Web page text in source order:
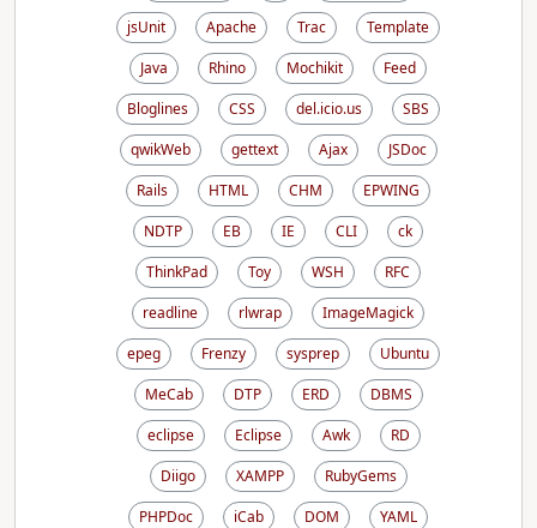
jsUnit
Apache Trac
Template
Java
Rhino Mochikit
Feed
Bloglines
CSS del.icio.us
SBS
qwikWeb
gettext Ajax
JSDoc
Rails
HTML CHM
EPWING
NDTP
EB IE CLI
ck
ThinkPad
Toy WSH
RFC
readline
rlwrap
ImageMagick
epeg
Frenzy sysprep
Ubuntu
MeCab
DTP ERD
DBMS
eclipse
Eclipse Awk
RD
Diigo
XAMPP
RubyGems
PHPDoc
iCab DOM
YAML